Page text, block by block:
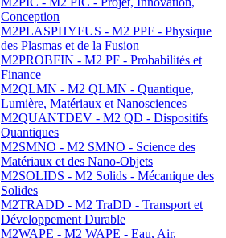
Conception
M2PLASPHYFUS - M2 PPF - Physique
des Plasmas et de la Fusion
M2PROBFIN - M2 PF - Probabilités et
Finance
M2QLMN - M2 QLMN - Quantique,
Lumière, Matériaux et Nanosciences
M2QUANTDEV - M2 QD - Dispositifs
Quantiques
M2SMNO - M2 SMNO - Science des
Matériaux et des Nano-Objets
M2SOLIDS - M2 Solids - Mécanique des
Solides
M2TRADD - M2 TraDD - Transport et
Développement Durable
M2WAPE - M2 WAPE - Eau, Air,